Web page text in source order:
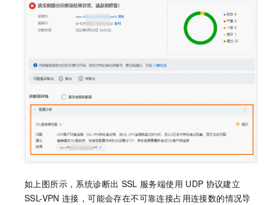
如上图所示，系统诊断出 SSL 服务端使用 UDP 协议建立
SSL-VPN 连接，可能会存在不可靠连接占用连接数的情况导